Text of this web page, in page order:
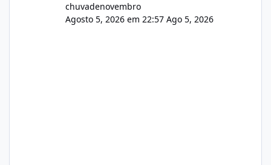
chuvadenovembro
Agosto 5, 2026 em 22:57 Ago 5, 2026